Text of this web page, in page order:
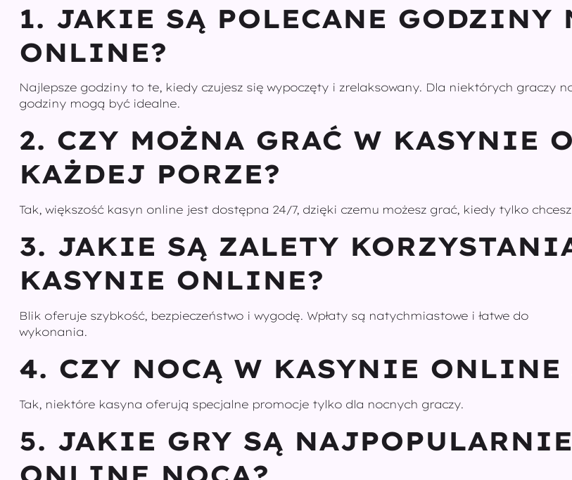
1. JAKIE SĄ POLECANE GODZINY
ONLINE?
Najlepsze godziny to te, kiedy czujesz się wypoczęty i zrelaksowany. Dla niektórych graczy
godziny mogą być idealne.
2. CZY MOŻNA GRAĆ W KASYNIE
KAŻDEJ PORZE?
Tak, większość kasyn online jest dostępna 24/7, dzięki czemu możesz grać, kiedy tylko
3. JAKIE SĄ ZALETY
KASYNIE ONLINE?
Blik oferuje szybkość, bezpieczeństwo i wygodę. Wpłaty są natychmiastowe i łatwe do
wykonania.
4. CZY NOCĄ W KASYNIE ONLINE
Tak, niektóre kasyna oferują specjalne promocje tylko dla nocnych graczy.
5. JAKIE GRY SĄ